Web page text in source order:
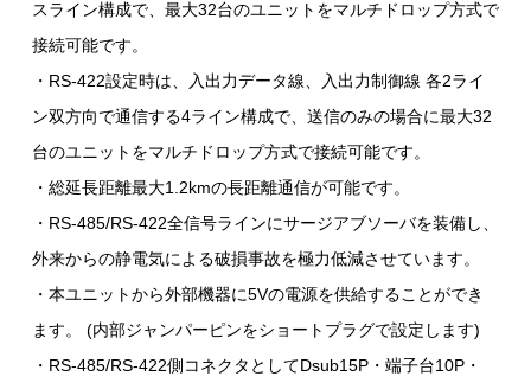
スライン構成で、最大32台のユニットをマルチドロップ方式で
接続可能です。
・RS-422設定時は、入出力データ線、入出力制御線 各2ライ
ン双方向で通信する4ライン構成で、送信のみの場合に最大32
台のユニットをマルチドロップ方式で接続可能です。
・総延長距離最大1.2kmの長距離通信が可能です。
・RS-485/RS-422全信号ラインにサージアブソーバを装備し、
外来からの静電気による破損事故を極力低減させています。
・本ユニットから外部機器に5Vの電源を供給することができ
ます。 (内部ジャンパーピンをショートプラグで設定します)
・RS-485/RS-422側コネクタとしてDsub15P・端子台10P・